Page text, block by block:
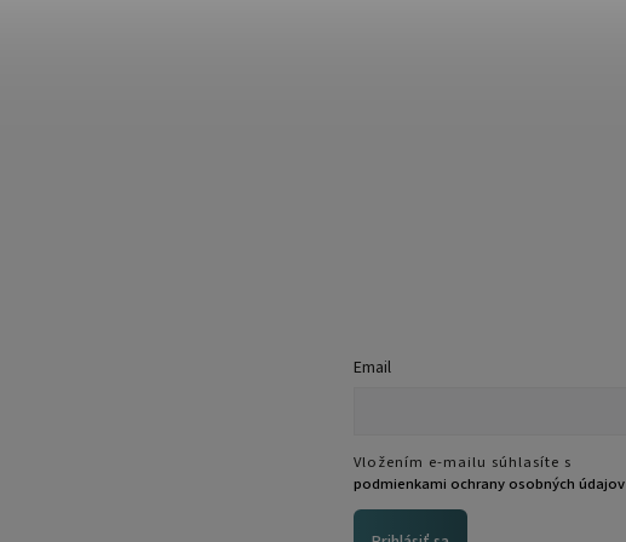
Email
Vložením e-mailu súhlasíte s
podmienkami ochrany osobných údajov